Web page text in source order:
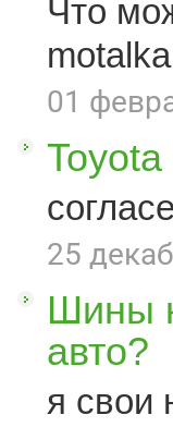
Что
01
25
Шины
авто?
я свои